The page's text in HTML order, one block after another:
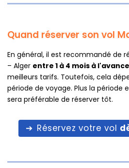
Quand réserver son vol
En général, il est recommandé de
– Alger entre 1 à 4 mois à l'avance
meilleurs tarifs. Toutefois, cela
période de voyage. Plus la période
sera préférable de réserver tôt.
Réservez votre vol